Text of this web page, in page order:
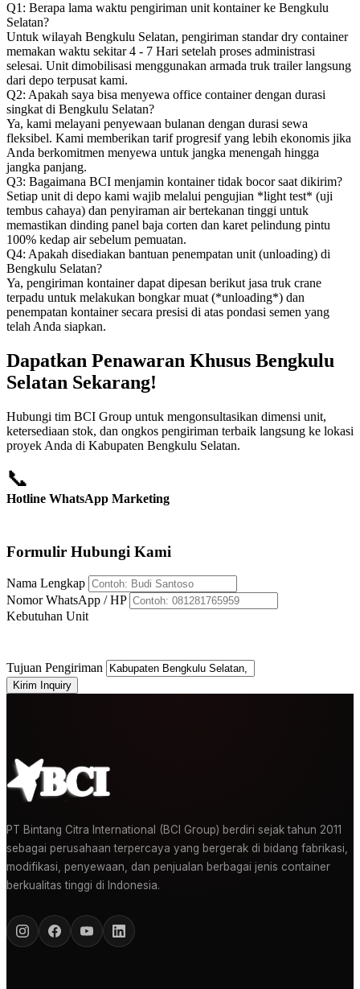
Q1: Berapa lama waktu pengiriman unit kontainer ke Bengkulu
Selatan?
Untuk wilayah Bengkulu Selatan, pengiriman standar dry container
memakan waktu sekitar 4 - 7 Hari setelah proses administrasi
selesai. Unit dimobilisasi menggunakan armada truk trailer langsung
dari depo terpusat kami.
Q2: Apakah saya bisa menyewa office container dengan durasi
singkat di Bengkulu Selatan?
Ya, kami melayani penyewaan bulanan dengan durasi sewa
fleksibel. Kami memberikan tarif progresif yang lebih ekonomis jika
Anda berkomitmen menyewa untuk jangka menengah hingga
jangka panjang.
Q3: Bagaimana BCI menjamin kontainer tidak bocor saat dikirim?
Setiap unit di depo kami wajib melalui pengujian *light test* (uji
tembus cahaya) dan penyiraman air bertekanan tinggi untuk
memastikan dinding panel baja corten dan karet pelindung pintu
100% kedap air sebelum pemuatan.
Q4: Apakah disediakan bantuan penempatan unit (unloading) di
Bengkulu Selatan?
Ya, pengiriman kontainer dapat dipesan berikut jasa truk crane
terpadu untuk melakukan bongkar muat (*unloading*) dan
penempatan kontainer secara presisi di atas pondasi semen yang
telah Anda siapkan.
Dapatkan Penawaran Khusus Bengkulu
Selatan Sekarang!
Hubungi tim BCI Group untuk mengonsultasikan dimensi unit,
ketersediaan stok, dan ongkos pengiriman terbaik langsung ke lokasi
proyek Anda di Kabupaten Bengkulu Selatan.
📞
Hotline WhatsApp Marketing
Formulir Hubungi Kami
Nama Lengkap
Nomor WhatsApp / HP
Kebutuhan Unit
Tujuan Pengiriman
Kirim Inquiry
PT Bintang Citra International (BCI Group) berdiri sejak tahun 2011
sebagai perusahaan terpercaya yang bergerak di bidang fabrikasi,
modifikasi, penyewaan, dan penjualan berbagai jenis container
berkualitas tinggi di Indonesia.